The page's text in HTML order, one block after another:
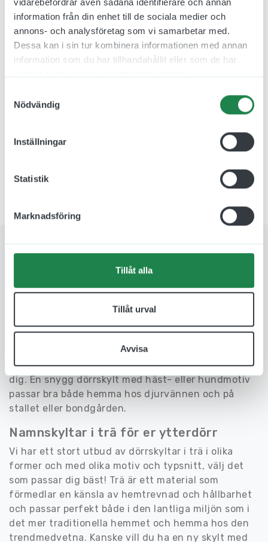
vidarebefordrar även sådana identifierare och annan
information från din enhet till de sociala medier och
annons- och analysföretag som vi samarbetar med.
Dessa kan i sin tur kombinera informationen med annan
information som du har tillhandahållit eller som de har
Nödvändig
Inställningar
Statistik
Marknadsföring
Tillåt alla
Tillåt urval
Avvisa
Dörrskylt Sköld med
husnummer i Trä
381.00 kr
Dörrskylt med Hoppande
hästar i Trä
Dörrskyltar i trä
Behöver du en ny dörrskylt till din entré, din
dörrskylt kan ni visa er personlighet samtidigt
genom val av typsnitt, motiv och form på skylten.
Den får då en personlig prägel som passar just för
dig. En snygg dörrskylt med häst- eller hundmotiv
passar bra både hemma hos djurvännen och på
stallet eller bondgården.
Namnskyltar i trä för er ytterdörr
Vi har ett stort utbud av dörrskyltar i trä i olika
former och med olika motiv och typsnitt, välj det
som passar dig bäst! Trä är ett material som
förmedlar en känsla av hemtrevnad och hållbarhet
och passar perfekt både i den lantliga miljön som i
det mer traditionella hemmet och hemma hos den
trendmedvetna. Kanske vill du ha en ny skylt med